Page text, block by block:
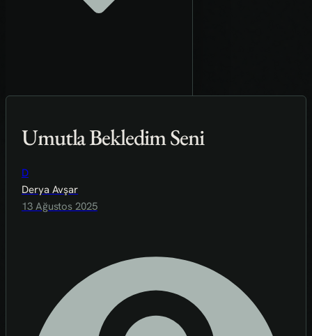
Umutla Bekledim Seni
D
Derya Avşar
13 Ağustos 2025